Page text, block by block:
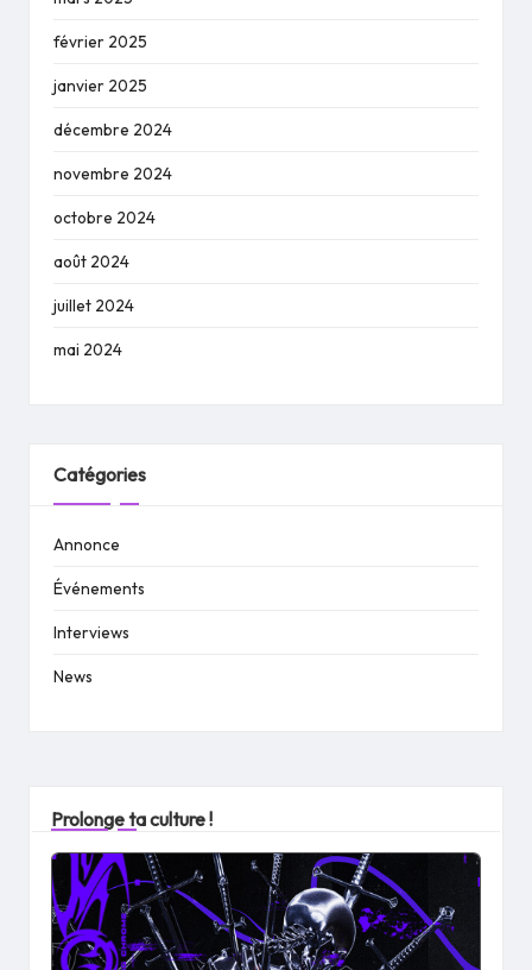
février 2025
janvier 2025
décembre 2024
novembre 2024
octobre 2024
août 2024
juillet 2024
mai 2024
Catégories
Annonce
Événements
Interviews
News
Prolonge ta culture !